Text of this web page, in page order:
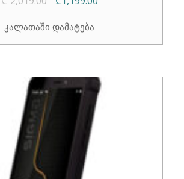
was:
კალათაში დამატება